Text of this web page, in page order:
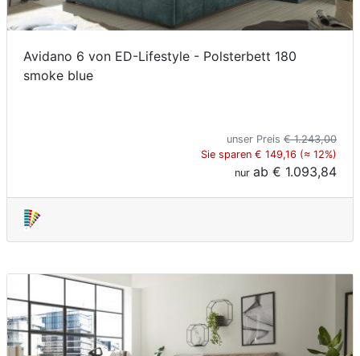
Avidano 6 von ED-Lifestyle - Polsterbett 180
smoke blue
unser Preis € 1.243,00
Sie sparen € 149,16 (≈ 12%)
nur ab € 1.093,84